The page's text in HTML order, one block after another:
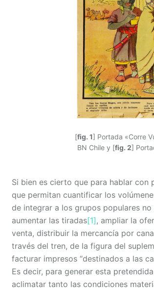
[fig. 1] Portada «Corre
BN Chile y [fig. 2]
Si bien es cierto que para hablar con
que permitan cuantificar los
de integrar a los grupos populares
aumentar las tiradas[1], ampliar la
venta, distribuir la mercancía por
través del tren, de la figura del
facturar impresos “destinados a las
Es decir, para generar esta
aclimatar tanto las condiciones